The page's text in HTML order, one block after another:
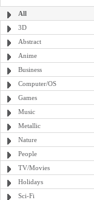
All
3D
Abstract
Anime
Business
Computer/OS
Games
Music
Metallic
Nature
People
TV/Movies
Holidays
Sci-Fi